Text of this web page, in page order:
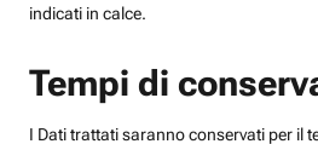
indicati in calce.
Tempi di
I Dati trattati saranno conservati per il